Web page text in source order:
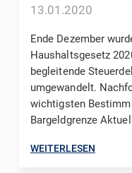
13.01.2020
Ende Dezember
Haushaltsgesetz
begleitende
umgewandelt.
wichtigsten
Bargeldgrenze
WEITERLESEN